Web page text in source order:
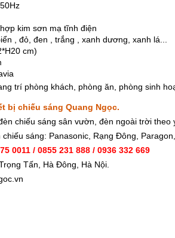
kim sơn mạ tĩnh điện
, đỏ, đen , trắng , xanh dương, xanh lá...
cm)
trí phòng khách, phòng ăn, phòng sinh
bị chiếu sáng Quang Ngọc.
chiếu sáng sân vườn, đèn ngoài trời theo
sáng: Panasonic, Rạng Đông, Paragon,
0011 / 0855 231 888 / 0936 332 669
Tấn, Hà Đông, Hà Nội.